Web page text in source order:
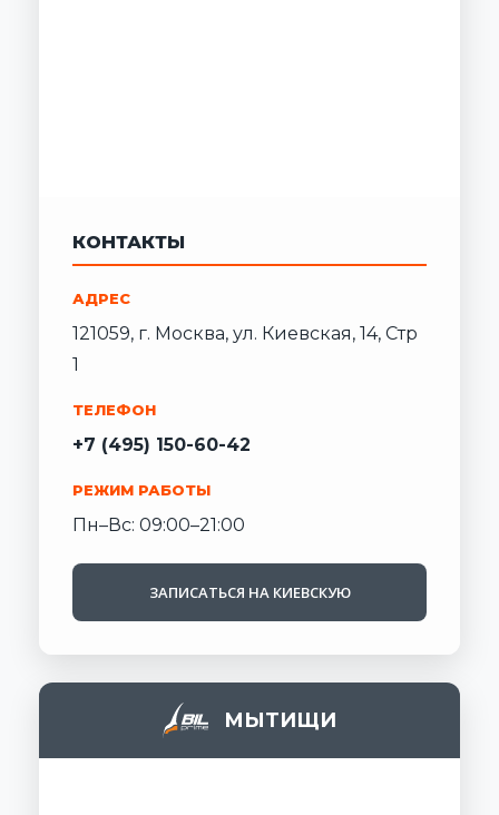
КОНТАКТЫ
АДРЕС
121059, г. Москва, ул. Киевская, 14, Стр
1
ТЕЛЕФОН
+7 (495) 150-60-42
РЕЖИМ РАБОТЫ
Пн–Вс: 09:00–21:00
ЗАПИСАТЬСЯ НА КИЕВСКУЮ
МЫТИЩИ